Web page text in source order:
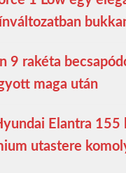
9 rakéta
maga után
Elantra 155
utastere